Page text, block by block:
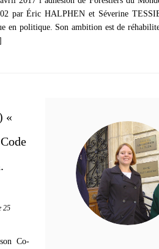
par Éric HALPHEN et Séverine
en politique. Son ambition est de
«
25
Co-